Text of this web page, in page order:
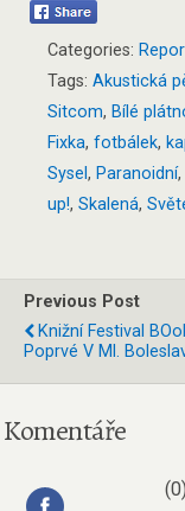
Categories:
Tags: Akustická
Sitcom, Bílé
Fixka, fotbálek,
Sysel , Paranoidní,
up!, Skalená,
Previous Post
Knižní Festival
Poprvé V Ml.
Komentáře
(0)